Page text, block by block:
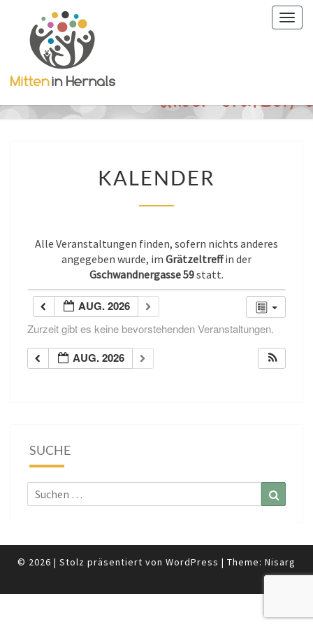
KALENDER
Alle Veranstaltungen finden, sofern nichts anderes
angegeben wurde, im Grätzeltreffin der
Gschwandnergasse 59statt.
AUG. 2026
Zurzeit gibt es keine bevorstehenden Veranstaltungen.
AUG. 2026
SUCHE
Suchen
nach:
© 2026 | Stolz präsentiert von WordPress | Theme: Nisarg